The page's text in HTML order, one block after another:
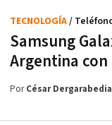
Samsung
Argentina
TECNOLOGÍA/
PorCésar